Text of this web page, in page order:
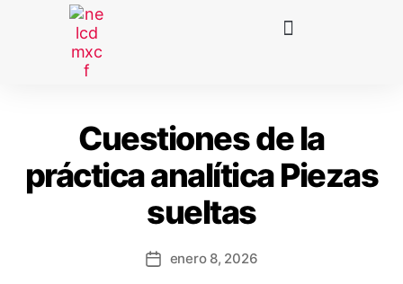
Cuestiones de la
práctica analítica Piezas
sueltas
enero 8, 2026